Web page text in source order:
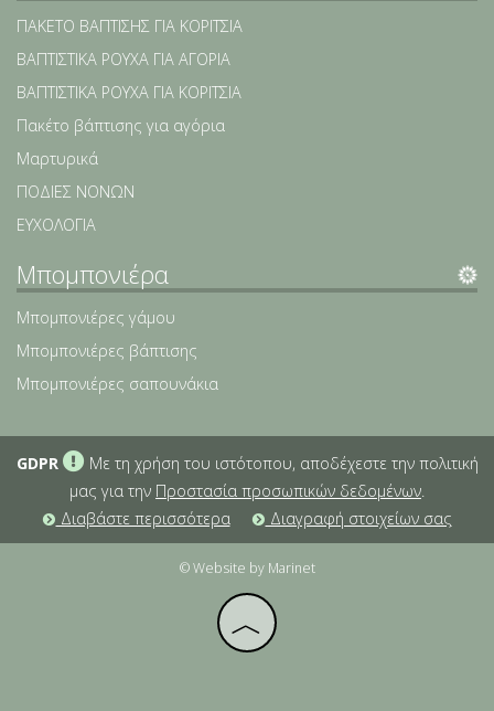
ΠΑΚΕΤΟ ΒΑΠΤΙΣΗΣ ΓΙΑ ΚΟΡΙΤΣΙΑ
ΒΑΠΤΙΣΤΙΚΑ ΡΟΥΧΑ ΓΙΑ ΑΓΟΡΙΑ
ΒΑΠΤΙΣΤΙΚΑ ΡΟΥΧΑ ΓΙΑ ΚΟΡΙΤΣΙΑ
Πακέτο βάπτισης για αγόρια
Μαρτυρικά
ΠΟΔΙΕΣ ΝΟΝΩΝ
ΕΥΧΟΛΟΓΙΑ
Μπομπονιέρα
Μπομπονιέρες γάμου
Μπομπονιέρες βάπτισης
Μπομπονιέρες σαπουνάκια
GDPR
Με τη χρήση του ιστότοπου, αποδέχεστε την πολιτική
μας για την Προστασία προσωπικών δεδομένων
Διαβάστε περισσότερα
Διαγραφή στοιχείων σας
© Website by Marinet
︿